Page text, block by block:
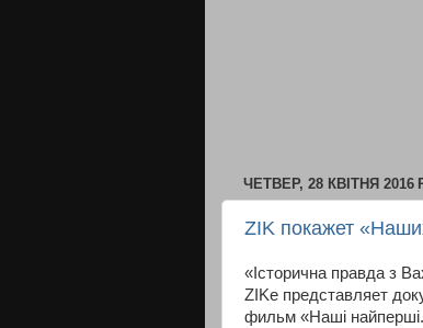
ЧЕТВЕР, 28 КВІТНЯ 2016
ZIK покажет
«Історична правда з
ZIKе представляет
фильм «Наші найперші.